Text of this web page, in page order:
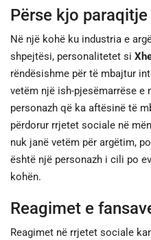
Përse kjo
Në një kohë ku industria e
shpejtësi, personalitetet si
rëndësishme për të mbajtur
vetëm një ish-pjesëmarrëse e
personazh që ka aftësinë të
përdorur rrjetet sociale në
nuk janë vetëm për argëtim,
është një personazh i cili po
kohën.
Reagimet e
Reagimet në rrjetet sociale